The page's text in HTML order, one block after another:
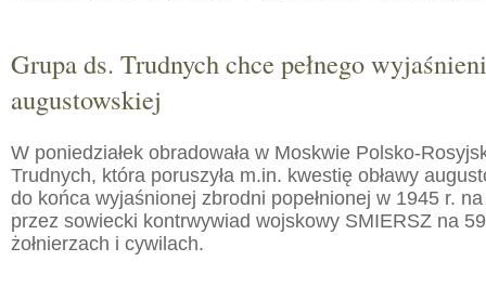
Grupa ds. Trudnych chce pełnego
augustowskiej
W poniedziałek obradowała w Moskwie Polsko-
Trudnych, która poruszyła m.in. kwestię obławy
do końca wyjaśnionej zbrodni popełnionej w 1945 r.
przez sowiecki kontrwywiad wojskowy SMIERSZ na
żołnierzach i cywilach.